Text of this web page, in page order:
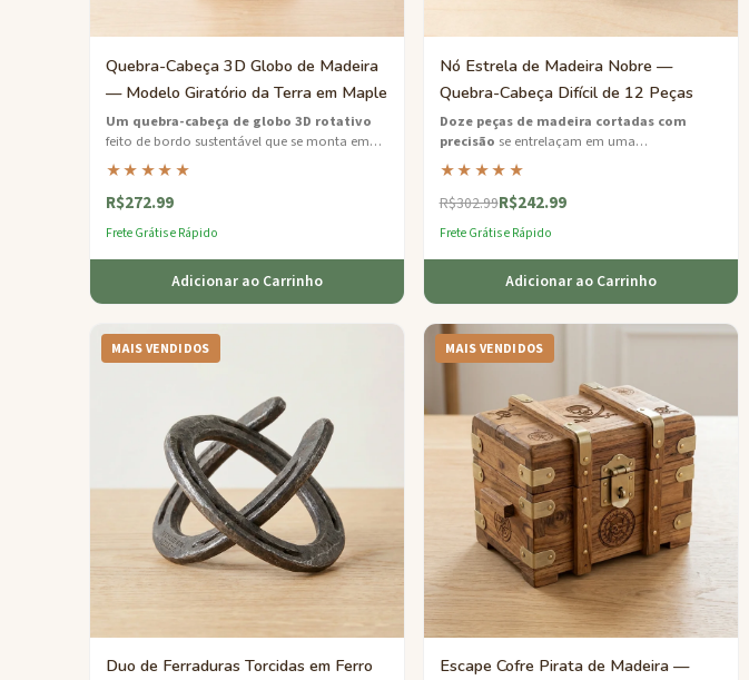
Quebra-Cabeça 3D Globo de Madeira
— Modelo Giratório da Terra em Maple
Um quebra-cabeça de globo 3D rotativo
feito de bordo sustentável que se monta em
um modelo funcional da Terra giratório em
um suporte de madeira.
★★★★★
R$272.99
Frete Grátis e Rápido
Adicionar ao Carrinho
Nó Estrela de Madeira Nobre —
Quebra-Cabeça Difícil de 12 Peças
Doze peças de madeira cortadas com
precisão se entrelaçam em uma
impressionante forma de estrela — desmonte
se tiver coragem e enfrente o verdadeiro
desafio de remontar.
★★★★★
R$302.99R$242.99
Frete Grátis e Rápido
Adicionar ao Carrinho
MAIS VENDIDOS
Duo de Ferraduras Torcidas em Ferro
MAIS VENDIDOS
Escape Cofre Pirata de Madeira —